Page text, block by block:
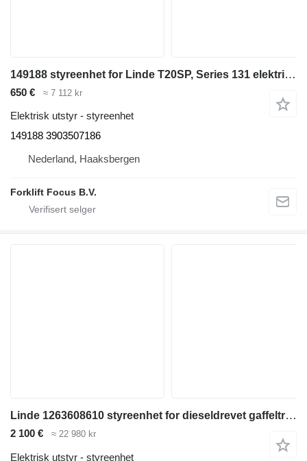
149188 styreenhet for Linde T20SP, Series 131 elektrisk pallheis
650 € ≈ 7 112 kr
Elektrisk utstyr - styreenhet
149188 3903507186
Nederland, Haaksbergen
Forklift Focus B.V.
Linde 1263608610 styreenhet for dieseldrevet gaffeltruck
2 100 € ≈ 22 980 kr
Elektrisk utstyr - styreenhet